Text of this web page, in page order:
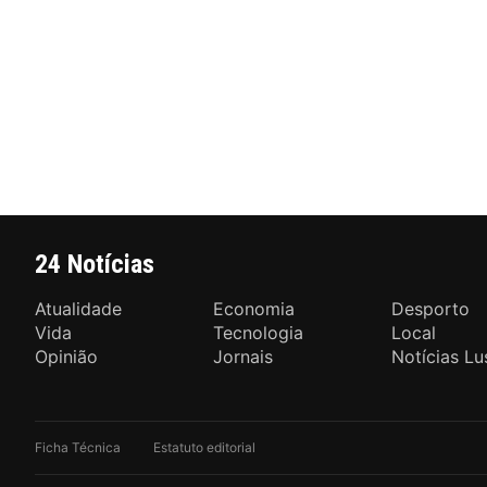
24 Notícias
Atualidade Economia
Desporto
Vida
Tecnologia
Local
Opinião
Jornais Notícias
Ficha Técnica Estatuto editorial